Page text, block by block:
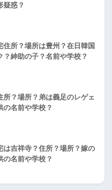
疑惑？
住所？場所は豊州？在日韓国
？紳助の子？名前や学校？
所？場所？弟は義足のレゲェ
の名前や学校？
は吉祥寺？住所？場所？嫁の
の名前や学校？